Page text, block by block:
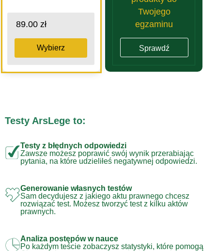
89.00 zł
Wybierz
Twojego
egzaminu
Sprawdź
Testy ArsLege to:
Testy z błędnych odpowiedzi
Zawsze możesz poprawić swój wynik przerabiając
pytania, na które udzieliłeś negatywnej odpowiedzi.
Generowanie własnych testów
Sam decydujesz z jakiego aktu prawnego chcesz
rozwiązać test. Możesz tworzyć test z kilku aktów
prawnych.
Analiza postępów w nauce
Po każdym teście zobaczysz statystyki, które pomogą